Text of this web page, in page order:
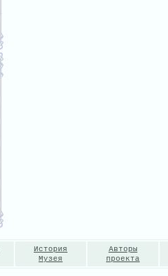
История
Музея
Авторы
проекта